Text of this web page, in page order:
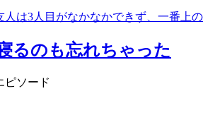
人は3人目がなかなかできず、一番上
るのも忘れちゃった
ピソード